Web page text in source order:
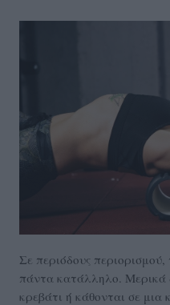
Σε περιόδους
πάντα κατάλληλο. Μερικά
κρεβάτι ή κάθονται σε